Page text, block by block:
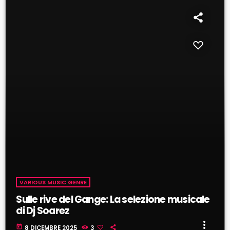
VARIOUS MUSIC GENRE
Sulle rive del Gange: La selezione musicale
di Dj Soarez
today 8 DICEMBRE 2025 3 more_vert